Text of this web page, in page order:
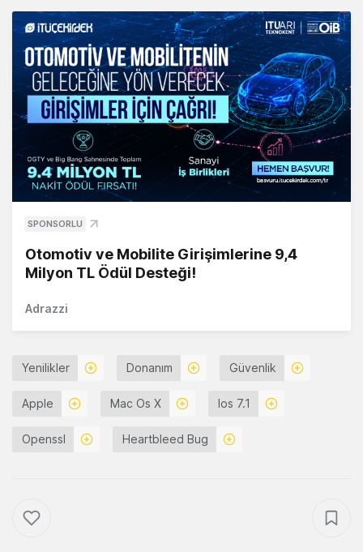
SPONSORLU
Otomotiv ve Mobilite Girişimlerine 9,4
Milyon TL Ödül Desteği!
Adrazzi
Yenilikler Donanım Güvenlik
Apple Mac Os X Ios 7.1
Openssl Heartbleed Bug